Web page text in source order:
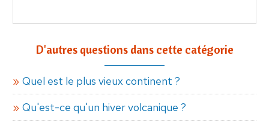
D'autres questions dans cette catégorie
Quel est le plus vieux continent ?
Qu'est-ce qu'un hiver volcanique ?